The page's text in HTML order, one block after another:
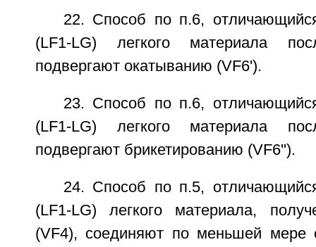
22. Способ по п.6,
(LF1-LG) легкого материала
подвергают окатыванию (VF6').
23. Способ по п.6,
(LF1-LG) легкого материала
подвергают брикетированию (VF6'').
24. Способ по п.5,
(LF1-LG) легкого материала,
(VF4), соединяют по меньшей мере